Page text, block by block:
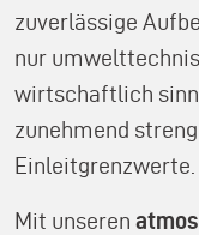
zuverlässige
nur
wirtschaftlich
zunehmend
Einleitgrenzwerte.
Mit unseren